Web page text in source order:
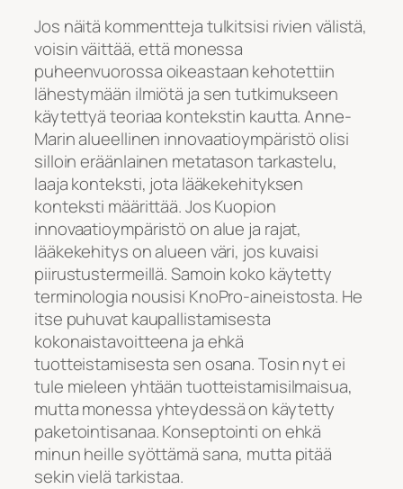
Jos näitä kommentteja tulkitsisi rivien välistä,
voisin väittää, että monessa
puheenvuorossa oikeastaan kehotettiin
lähestymään ilmiötä ja sen tutkimukseen
käytettyä teoriaa kontekstin kautta. Anne-
Marin alueellinen innovaatioympäristö olisi
silloin eräänlainen metatason tarkastelu,
laaja konteksti, jota lääkekehityksen
konteksti määrittää. Jos Kuopion
innovaatioympäristö on alue ja rajat,
lääkekehitys on alueen väri, jos kuvaisi
piirustustermeillä. Samoin koko käytetty
terminologia nousisi KnoPro-aineistosta. He
itse puhuvat kaupallistamisesta
kokonaistavoitteena ja ehkä
tuotteistamisesta sen osana. Tosin nyt ei
tule mieleen yhtään tuotteistamisilmaisua,
mutta monessa yhteydessä on käytetty
paketointisanaa. Konseptointi on ehkä
minun heille syöttämä sana, mutta pitää
sekin vielä tarkistaa.